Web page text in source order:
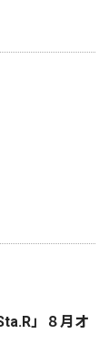
」８月オ